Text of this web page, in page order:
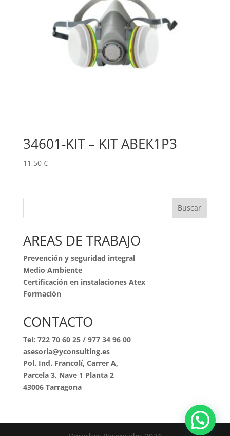
34601-KIT – KIT ABEK1P3
11,50 €
Buscar
AREAS DE TRABAJO
Prevención y seguridad integral
Medio Ambiente
Certificación en instalaciones Atex
Formación
CONTACTO
Tel: 722 70 60 25/ 977 34 96 00
asesoria@yconsulting.es
Pol. Ind. Francolí, Carrer A,
Parcela 3, Nave 1 Planta 2
43006 Tarragona